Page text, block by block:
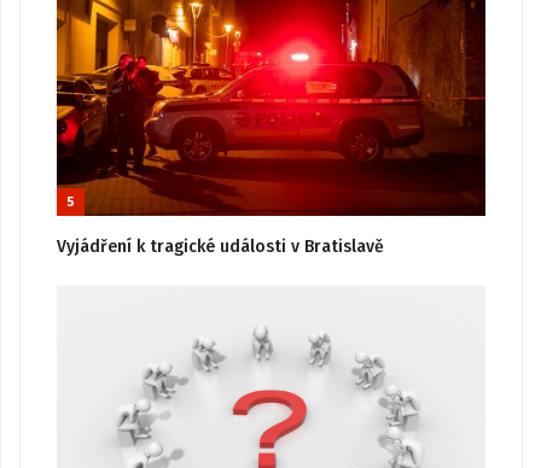
5
Vyjádření k tragické události v Bratislavě